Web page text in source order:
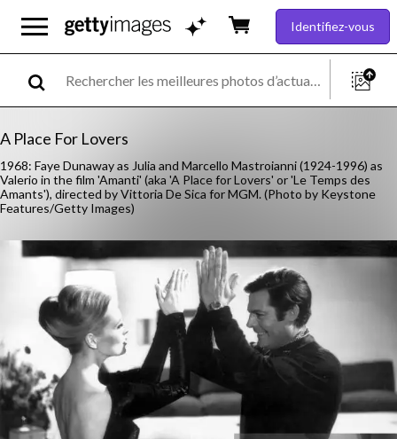
Identifiez-vous
A Place For Lovers
1968: Faye Dunaway as Julia and Marcello Mastroianni (1924-1996) as
Valerio in the film 'Amanti' (aka 'A Place for Lovers' or 'Le Temps des
Amants'), directed by Vittoria De Sica for MGM. (Photo by Keystone
Features/Getty Images)